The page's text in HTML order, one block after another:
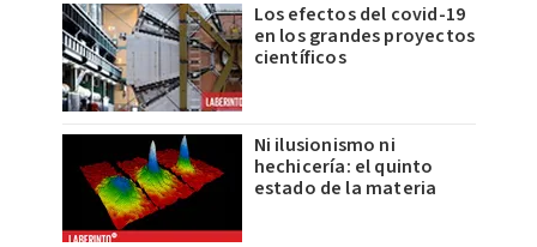
Los efectos del covid-19
en los grandes proyectos
científicos
Ni ilusionismo ni
hechicería: el quinto
estado de la materia